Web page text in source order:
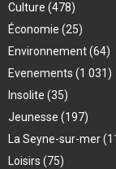
Culture (478)
Économie (25)
Environnement(64)
Evenements (1 031)
Insolite (35)
Jeunesse (197)
La Seyne-sur-mer
Loisirs (75)